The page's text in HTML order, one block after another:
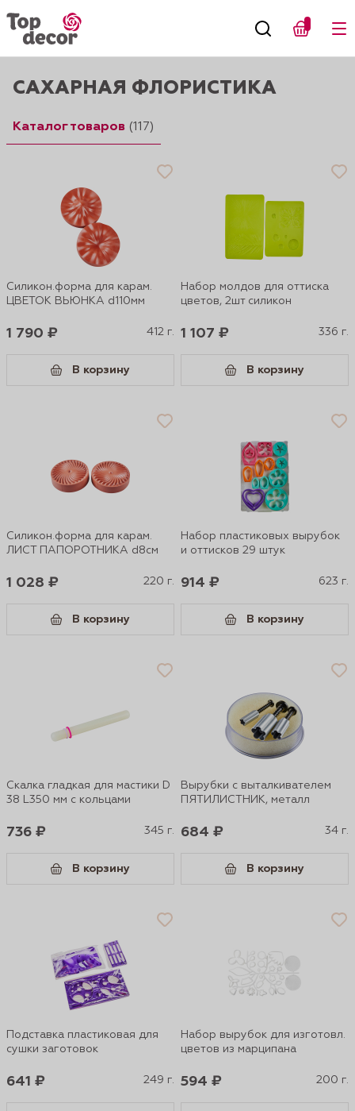
САХАРНАЯ ФЛОРИСТИКА
Каталог товаров (117)
Силикон.форма для карам.
ЦВЕТОК ВЬЮНКА d110мм
1 790 ₽ 412 г.
В корзину
Набор молдов для оттиска
цветов, 2шт силикон
1 107 ₽ 336 г.
В корзину
Силикон.форма для карам.
ЛИСТ ПАПОРОТНИКА d8см
1 028 ₽ 220 г.
В корзину
Набор пластиковых вырубок
и оттисков 29 штук
914 ₽ 623 г.
В корзину
Скалка гладкая для мастики D
38 L350 мм с кольцами
736 ₽ 345 г.
В корзину
Вырубки с выталкивателем
ПЯТИЛИСТНИК, металл
684 ₽ 34 г.
В корзину
Подставка пластиковая для
сушки заготовок
641 ₽ 249 г.
Набор вырубок для изготовл.
цветов из марципана
594 ₽ 200 г.